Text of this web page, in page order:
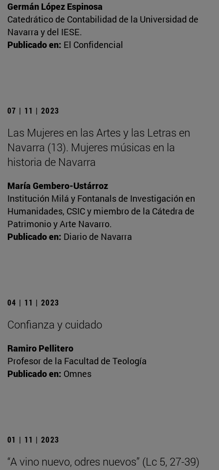
Germán López Espinosa
Catedrático de Contabilidad de la Universidad de
Navarra y del IESE.
Publicado en: El Confidencial
07 | 11 | 2023
Las Mujeres en las Artes y las Letras en
Navarra (13). Mujeres músicas en la
historia de Navarra
María Gembero-Ustárroz
Institución Milá y Fontanals de Investigación en
Humanidades, CSIC y miembro de la Cátedra de
Patrimonio y Arte Navarro.
Publicado en: Diario de Navarra
04 | 11 | 2023
Confianza y cuidado
Ramiro Pellitero
Profesor de la Facultad de Teología
Publicado en: Omnes
01 | 11 | 2023
“A vino nuevo, odres nuevos” (Lc 5, 27-39)